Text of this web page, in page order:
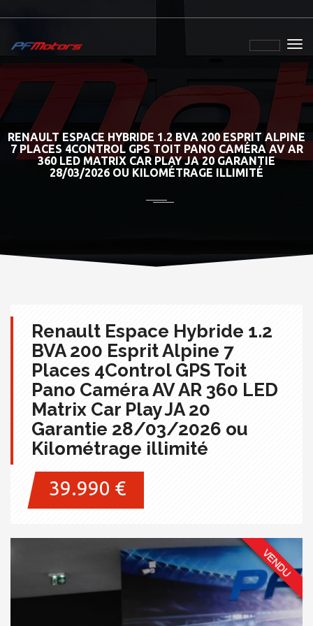
RENAULT ESPACE HYBRIDE 1.2 BVA 200 ESPRIT ALPINE
7 PLACES 4CONTROL GPS TOIT PANO CAMÉRA AV AR
360 LED MATRIX CAR PLAY JA 20 GARANTIE
28/03/2026 OU KILOMÉTRAGE ILLIMITÉ
Renault Espace Hybride 1.2
BVA 200 Esprit Alpine 7
Places 4Control GPS Toit
Pano Caméra AV AR 360 LED
Matrix Car Play JA 20
Garantie 28/03/2026 ou
Kilométrage illimité
39.990 €